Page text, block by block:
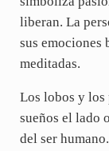
liberan. La
sus emociones
meditadas.
Los lobos y los
sueños el lado
del ser